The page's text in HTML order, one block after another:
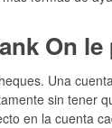
On
Una
sin tener
en la cuenta